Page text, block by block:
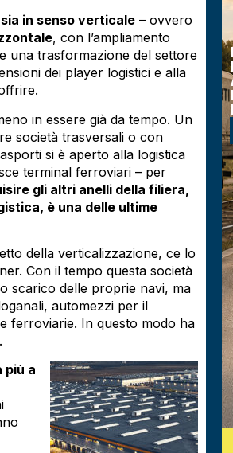
sia in senso verticale – ovvero
, con l’ampliamento
una trasformazione del settore
dei player logistici e alla
in essere già da tempo. Un
società trasversali o con
si è aperto alla logistica
terminal ferroviari – per
gli altri anelli della filiera,
è una delle ultime
della verticalizzazione, ce lo
Con il tempo questa società
scarico delle proprie navi, ma
automezzi per il
ferroviarie. In questo modo ha
più a
SI
DA STORICO
A
LOGISTICA
L'ARTICOLO